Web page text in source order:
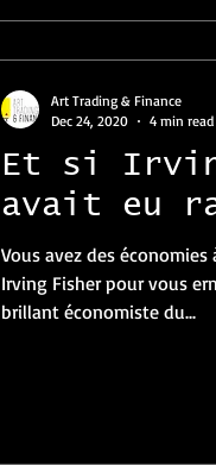
Et si
avait eu
Vous avez des
Irving Fisher pour vous
brillant économiste du...
Art Trading & Finance
Dec 24, 2020
4 min read